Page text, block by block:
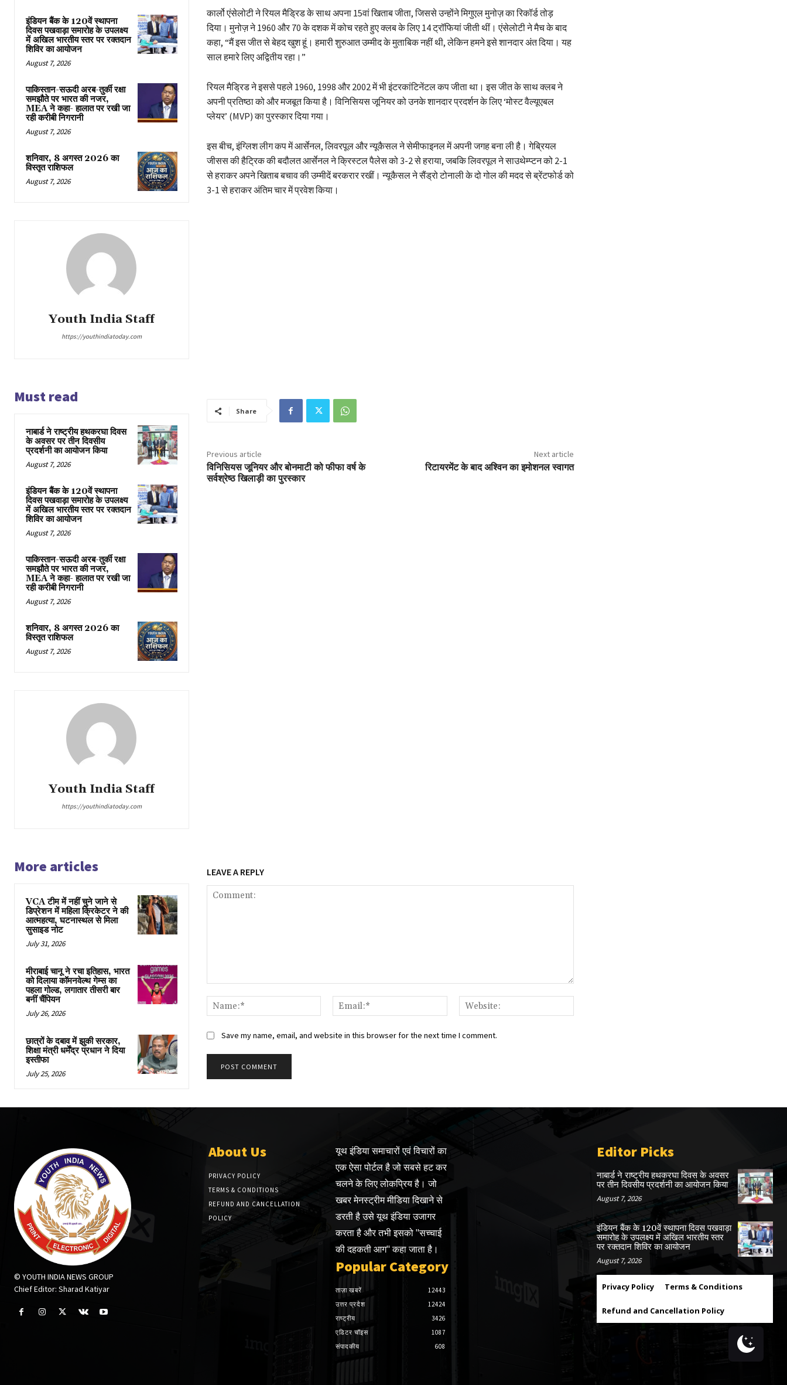
इंडियन बैंक के 120वें स्थापना
दिवस पखवाड़ा समारोह के उपलक्ष्य
में अखिल भारतीय स्तर पर रक्तदान
शिविर का आयोजन
August 7, 2026
पाकिस्तान-सऊदी अरब-तुर्की रक्षा
समझौते पर भारत की नजर,
MEA ने कहा- हालात पर रखी जा
रही करीबी निगरानी
August 7, 2026
शनिवार, 8 अगस्त 2026 का
विस्तृत राशिफल
August 7, 2026
Youth India Staff
https://youthindiatoday.com
कार्लो एंसेलोटी ने रियल मैड्रिड के साथ अपना 15वां खिताब जीता, जिससे उन्होंने मिगुएल मुनोज़ का रिकॉर्ड तोड़
दिया। मुनोज़ ने 1960 और 70 के दशक में कोच रहते हुए क्लब के लिए 14 ट्रॉफियां जीती थीं। एंसेलोटी ने मैच के बाद
कहा, “मैं इस जीत से बेहद खुश हूं। हमारी शुरुआत उम्मीद के मुताबिक नहीं थी, लेकिन हमने इसे शानदार अंत दिया। यह
साल हमारे लिए अद्वितीय रहा।”
रियल मैड्रिड ने इससे पहले 1960, 1998 और 2002 में भी इंटरकांटिनेंटल कप जीता था। इस जीत के साथ क्लब ने
अपनी प्रतिष्ठा को और मजबूत किया है। विनिसियस जूनियर को उनके शानदार प्रदर्शन के लिए ‘मोस्ट वैल्यूएबल
प्लेयर’ (MVP) का पुरस्कार दिया गया।
इस बीच, इंग्लिश लीग कप में आर्सेनल, लिवरपूल और न्यूकैसल ने सेमीफाइनल में अपनी जगह बना ली है। गेब्रियल
जीसस की हैट्रिक की बदौलत आर्सेनल ने क्रिस्टल पैलेस को 3-2 से हराया, जबकि लिवरपूल ने साउथेम्प्टन को 2-1
से हराकर अपने खिताब बचाव की उम्मीदें बरकरार रखीं। न्यूकैसल ने सैंड्रो टोनाली के दो गोल की मदद से ब्रेंटफोर्ड को
3-1 से हराकर अंतिम चार में प्रवेश किया।
Must read
नाबार्ड ने राष्ट्रीय हथकरघा दिवस
के अवसर पर तीन दिवसीय
प्रदर्शनी का आयोजन किया
August 7, 2026
इंडियन बैंक के 120वें स्थापना
दिवस पखवाड़ा समारोह के उपलक्ष्य
में अखिल भारतीय स्तर पर रक्तदान
शिविर का आयोजन
August 7, 2026
पाकिस्तान-सऊदी अरब-तुर्की रक्षा
समझौते पर भारत की नजर,
MEA ने कहा- हालात पर रखी जा
रही करीबी निगरानी
August 7, 2026
शनिवार, 8 अगस्त 2026 का
विस्तृत राशिफल
August 7, 2026
Youth India Staff
https://youthindiatoday.com
Share
Previous article
विनिसियस जूनियर और बोनमाटी को फीफा वर्ष के
सर्वश्रेष्ठ खिलाड़ी का पुरस्कार
Next article
रिटायरमेंट के बाद अश्विन का इमोशनल स्वागत
More articles
VCA टीम में नहीं चुने जाने से
डिप्रेशन में महिला क्रिकेटर ने की
आत्महत्या, घटनास्थल से मिला
सुसाइड नोट
July 31, 2026
मीराबाई चानू ने रचा इतिहास, भारत
को दिलाया कॉमनवेल्थ गेम्स का
पहला गोल्ड, लगातार तीसरी बार
बनीं चैंपियन
July 26, 2026
छात्रों के दबाव में झुकी सरकार,
शिक्षा मंत्री धर्मेंद्र प्रधान ने दिया
इस्तीफा
July 25, 2026
LEAVE A REPLY
Name:*
Email:*
Save my name, email, and website in this browser for the next time I comment.
© YOUTH INDIA NEWS GROUP
Chief Editor: Sharad Katiyar
About Us
PRIVACY POLICY
TERMS & CONDITIONS
REFUND AND CANCELLATION
POLICY
यूथ इंडिया समाचारों एवं विचारों का
एक ऐसा पोर्टल है जो सबसे हट कर
चलने के लिए लोकप्रिय है। जो
खबर मेनस्ट्रीम मीडिया दिखाने से
डरती है उसे यूथ इंडिया उजागर
करता है और तभी इसको "सच्चाई
की दहकती आग" कहा जाता है।
Popular Category
ताज़ा खबरें
12443
उत्तर प्रदेश
12424
राष्ट्रीय
3426
एडिटर चॉइस
1087
संपादकीय
608
Editor Picks
नाबार्ड ने राष्ट्रीय हथकरघा दिवस के अवसर
पर तीन दिवसीय प्रदर्शनी का आयोजन किया
August 7, 2026
इंडियन बैंक के 120वें स्थापना दिवस पखवाड़ा
समारोह के उपलक्ष्य में अखिल भारतीय स्तर
पर रक्तदान शिविर का आयोजन
August 7, 2026
Privacy Policy Terms & Conditions
Refund and Cancellation Policy